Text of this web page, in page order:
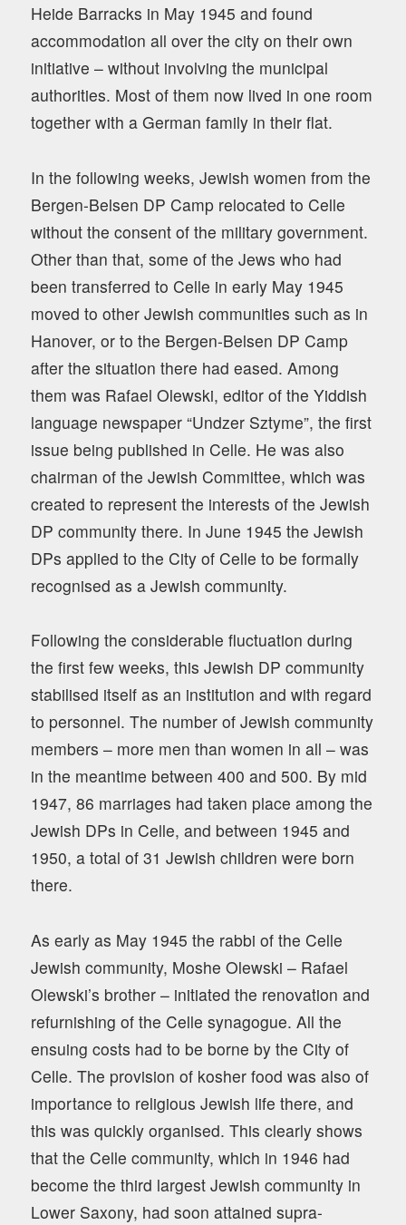
Heide Barracks in May 1945 and found
accommodation all over the city on their own
initiative – without involving the municipal
authorities. Most of them now lived in one room
together with a German family in their flat.
In the following weeks, Jewish women from the
Bergen-Belsen DP Camp relocated to Celle
without the consent of the military government.
Other than that, some of the Jews who had
been transferred to Celle in early May 1945
moved to other Jewish communities such as in
Hanover, or to the Bergen-Belsen DP Camp
after the situation there had eased. Among
them was Rafael Olewski, editor of the Yiddish
language newspaper “Undzer Sztyme”, the first
issue being published in Celle. He was also
chairman of the Jewish Committee, which was
created to represent the interests of the Jewish
DP community there. In June 1945 the Jewish
DPs applied to the City of Celle to be formally
recognised as a Jewish community.
Following the considerable fluctuation during
the first few weeks, this Jewish DP community
stabilised itself as an institution and with regard
to personnel. The number of Jewish community
members – more men than women in all – was
in the meantime between 400 and 500. By mid
1947, 86 marriages had taken place among the
Jewish DPs in Celle, and between 1945 and
1950, a total of 31 Jewish children were born
there.
As early as May 1945 the rabbi of the Celle
Jewish community, Moshe Olewski – Rafael
Olewski’s brother – initiated the renovation and
refurnishing of the Celle synagogue. All the
ensuing costs had to be borne by the City of
Celle. The provision of kosher food was also of
importance to religious Jewish life there, and
this was quickly organised. This clearly shows
that the Celle community, which in 1946 had
become the third largest Jewish community in
Lower Saxony, had soon attained supra-